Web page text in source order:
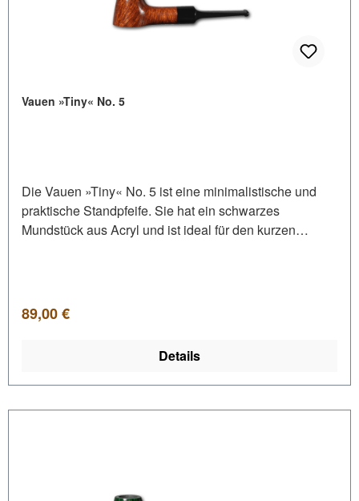
Vauen »Tiny« No. 5
Die Vauen »Tiny« No. 5 ist eine minimalistische und
praktische Standpfeife. Sie hat ein schwarzes
Mundstück aus Acryl und ist ideal für den kurzen
Regulärer Preis:
89,00 €
Details